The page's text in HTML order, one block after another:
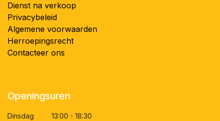
Dienst na verkoop
Privacybeleid
Algemene voorwaarden
Herroepingsrecht
Contacteer ons
Openingsuren
Dinsdag 13:00 - 18:30